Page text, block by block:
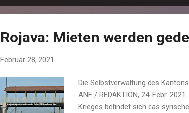
Rojava: Mieten werden
Februar 28, 2021
Die Selbstverwaltung des
ANF / REDAKTION, 24. Febr.
Krieges befindet sich das